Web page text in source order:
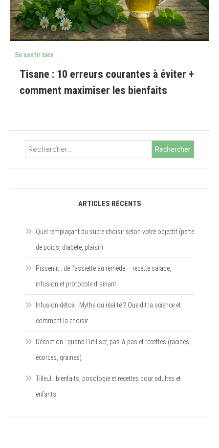
Se sentir bien
Tisane : 10 erreurs courantes à éviter +
comment maximiser les bienfaits
Rechercher :
ARTICLES RÉCENTS
Quel remplaçant du sucre choisir selon votre objectif (perte
de poids, diabète, plaisir)
Pissenlit : de l’assiette au remède — recette salade,
infusion et protocole drainant
Infusion détox : Mythe ou réalité ? Que dit la science et
comment la choisir
Décoction : quand l’utiliser, pas-à-pas et recettes (racines,
écorces, graines)
Tilleul : bienfaits, posologie et recettes pour adultes et
enfants